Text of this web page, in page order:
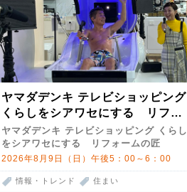
ヤマダデンキ テレビショッピング
くらしをシアワセにする リフォ
ームの匠 第7弾
ヤマダデンキ テレビショッピング くらし
をシアワセにする リフォームの匠
2026年8月9日（日）午後5：00～6：00
情報・トレンド 住まい